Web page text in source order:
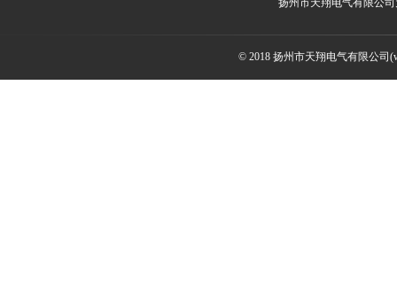
扬州市天翔电气有限公
© 2018 扬州市天翔电气有限公司